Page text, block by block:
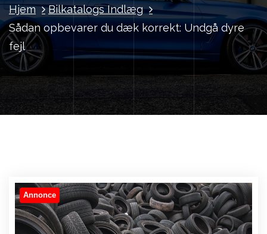
d
Hjem
Bilkatalogs Indlæg
Sådan opbevarer du dæk korrekt: Undgå dyre
fejl
Annonce